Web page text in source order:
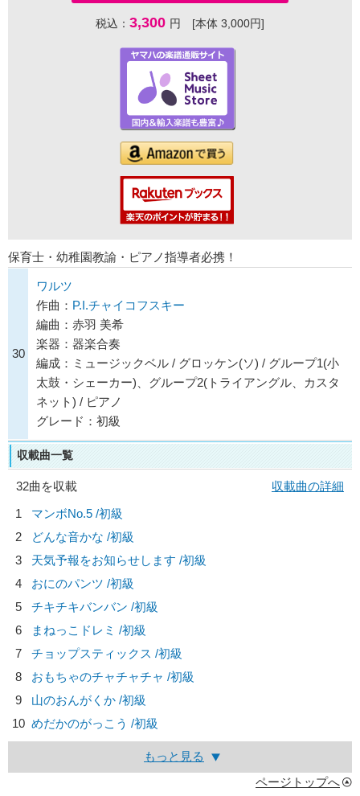
税込： 3,300 円 [本体 3,000円]
保育士・幼稚園教諭・ピアノ指導者必携！
30
ワルツ
作曲： P.I.チャイコフスキー
編曲：赤羽 美希
楽器：器楽合奏
編成：ミュージックベル / グロッケン(ソ) / グループ1(小
太鼓・シェーカー)、グループ2(トライアングル、カスタ
ネット) / ピアノ
グレード：初級
収載曲一覧
32曲を収載
収載曲の詳細
1
マンボNo.5 /初級
2
どんな音かな /初級
3
天気予報をお知らせします /初級
4
おにのパンツ /初級
5
チキチキバンバン /初級
6
まねっこドレミ /初級
7
チョップスティックス /初級
8
おもちゃのチャチャチャ /初級
9
山のおんがくか /初級
10 めだかのがっこう /初級
もっと見る
ページトップへ